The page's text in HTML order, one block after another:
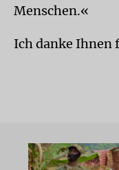
Menschen.«
Ich danke Ihnen